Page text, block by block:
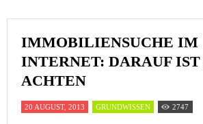
IMMOBILIENSUCHE IM
INTERNET: DARAUF
ACHTEN
20 AUGUST, 2013 GRUNDWISSEN 2747